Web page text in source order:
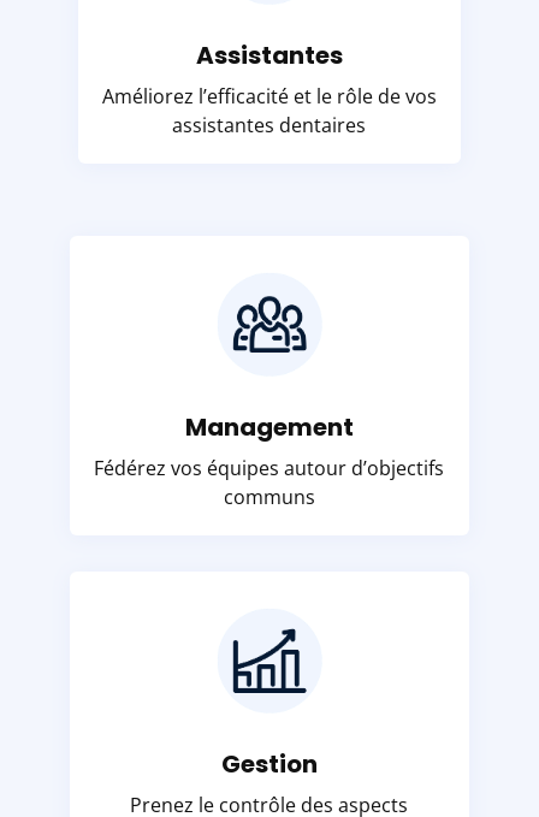
Assistantes
Améliorez l’efficacité et le rôle de vos
assistantes dentaires
Management
Fédérez vos équipes autour d’objectifs
communs
Gestion
Prenez le contrôle des aspects